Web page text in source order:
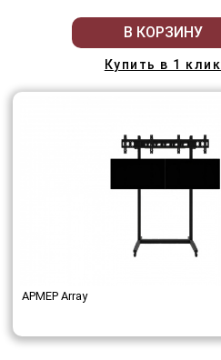
В КОРЗИНУ
Купить в 1 клик
АРМЕР Array